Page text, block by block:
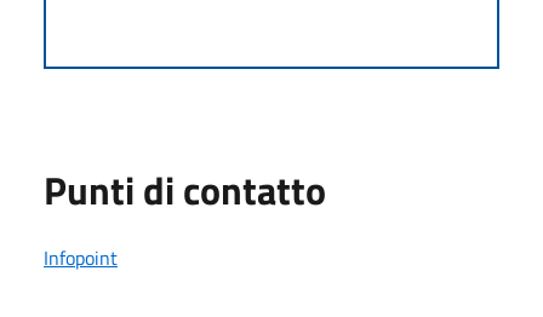
Punti di contatto
Infopoint